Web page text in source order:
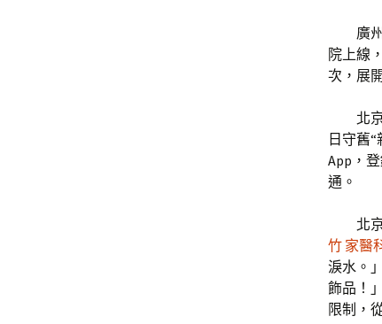
廣
院上線
次，展
北
日守舊
App，
通。
北
竹 家醫
淚水。
飾品！
限制，